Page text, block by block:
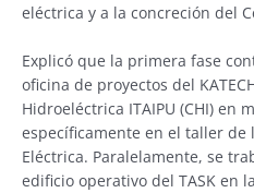
eléctrica y a la concreción del
Explicó que la primera fase
oficina de proyectos del
Hidroeléctrica ITAIPU (CHI) en
específicamente en el taller de
Eléctrica. Paralelamente, se
edificio operativo del TASK en